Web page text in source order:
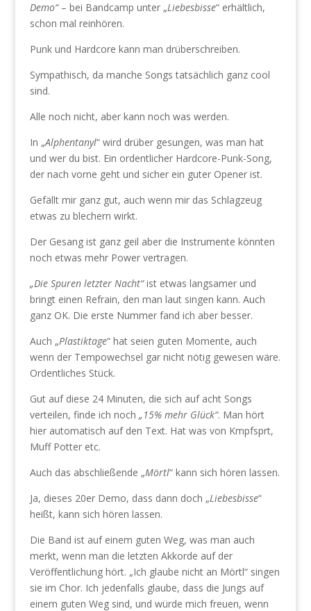
Demo“– bei Bandcamp unter „Liebesbisse“ erhältlich,
schon mal reinhören.
Punk und Hardcore kann man drüberschreiben.
Sympathisch, da manche Songs tatsächlich ganz cool
sind.
Alle noch nicht, aber kann noch was werden.
In „Alphentanyl“ wird drüber gesungen, was man hat
und wer du bist. Ein ordentlicher Hardcore-Punk-Song,
der nach vorne geht und sicher ein guter Opener ist.
Gefällt mir ganz gut, auch wenn mir das Schlagzeug
etwas zu blechern wirkt.
Der Gesang ist ganz geil aber die Instrumente könnten
noch etwas mehr Power vertragen.
„Die Spuren letzter Nacht“ist etwas langsamer und
bringt einen Refrain, den man laut singen kann. Auch
ganz OK. Die erste Nummer fand ich aber besser.
Auch „Plastiktage“ hat seien guten Momente, auch
wenn der Tempowechsel gar nicht nötig gewesen wäre.
Ordentliches Stück.
Gut auf diese 24 Minuten, die sich auf acht Songs
verteilen, finde ich noch „15% mehr Glück“. Man hört
hier automatisch auf den Text. Hat was von Kmpfsprt,
Muff Potter etc.
Auch das abschließende „Mörtl“ kann sich hören lassen.
Ja, dieses 20er Demo, dass dann doch „Liebesbisse“
heißt, kann sich hören lassen.
Die Band ist auf einem guten Weg, was man auch
merkt, wenn man die letzten Akkorde auf der
Veröffentlichung hört. „Ich glaube nicht an Mörtl“ singen
sie im Chor. Ich jedenfalls glaube, dass die Jungs auf
einem guten Weg sind, und würde mich freuen, wenn